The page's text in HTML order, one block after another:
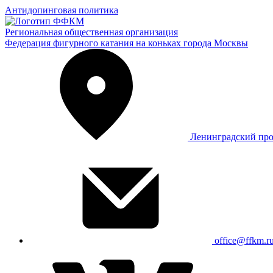
Антидопинговая политика
Региональная общественная организация
Федерация фигурного катания на коньках города Москвы
Ленинградский
office@ffkm.ru